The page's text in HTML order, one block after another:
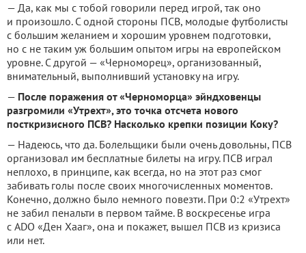
— Да, как мы с тобой говорили перед игрой, так оно
и произошло. С одной стороны ПСВ, молодые футболисты
с большим желанием и хорошим уровнем подготовки,
но с не таким уж большим опытом игры на европейском
уровне. С другой — «Черноморец», организованный,
внимательный, выполнивший установку на игру.
— После поражения от «Черноморца» эйндховенцы
разгромили «Утрехт», это точка отсчета нового
посткризисного ПСВ? Насколько крепки позиции Коку?
— Надеюсь, что да. Болельщики были очень довольны, ПСВ
организовал им бесплатные билеты на игру. ПСВ играл
неплохо, в принципе, как всегда, но на этот раз смог
забивать голы после своих многочисленных моментов.
Конечно, должно было немного повезти. При 0:2 «Утрехт»
не забил пенальти в первом тайме. В воскресенье игра
с ADO «Ден Хааг», она и покажет, вышел ПСВ из кризиса
или нет.